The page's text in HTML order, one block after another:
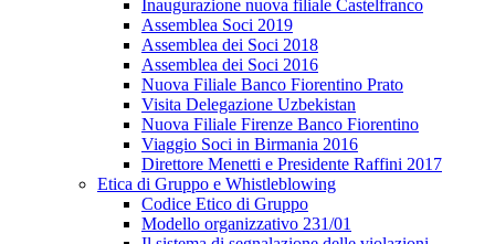
Inaugurazione nuova filiale Castelfranco
Assemblea Soci 2019
Assemblea dei Soci 2018
Assemblea dei Soci 2016
Nuova Filiale Banco Fiorentino Prato
Visita Delegazione Uzbekistan
Nuova Filiale Firenze Banco Fiorentino
Viaggio Soci in Birmania 2016
Direttore Menetti e Presidente Raffini 2017
Etica di Gruppo e Whistleblowing
Codice Etico di Gruppo
Modello organizzativo 231/01